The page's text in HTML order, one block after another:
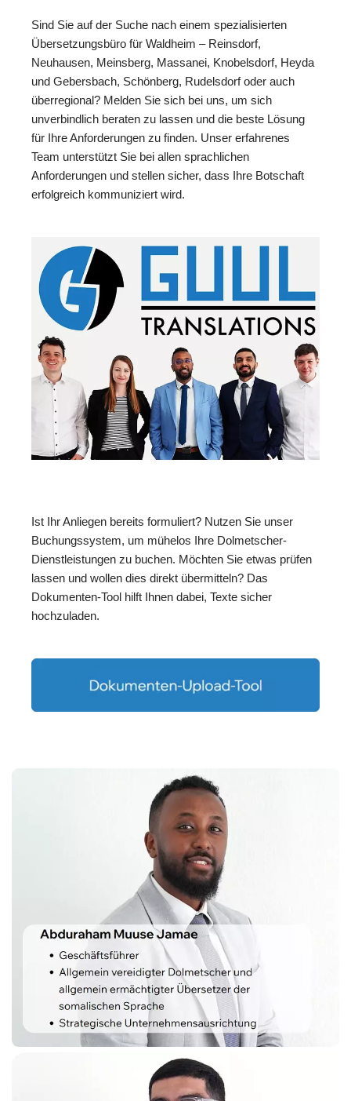
Sind Sie auf der Suche nach einem spezialisierten
Übersetzungsbüro für Waldheim – Reinsdorf,
Neuhausen, Meinsberg, Massanei, Knobelsdorf, Heyda
und Gebersbach, Schönberg, Rudelsdorf oder auch
überregional? Melden Sie sich bei uns, um sich
unverbindlich beraten zu lassen und die beste Lösung
für Ihre Anforderungen zu finden. Unser erfahrenes
Team unterstützt Sie bei allen sprachlichen
Anforderungen und stellen sicher, dass Ihre Botschaft
erfolgreich kommuniziert wird.
Ist Ihr Anliegen bereits formuliert? Nutzen Sie unser
Buchungssystem, um mühelos Ihre Dolmetscher-
Dienstleistungen zu buchen. Möchten Sie etwas prüfen
lassen und wollen dies direkt übermitteln? Das
Dokumenten-Tool hilft Ihnen dabei, Texte sicher
hochzuladen.